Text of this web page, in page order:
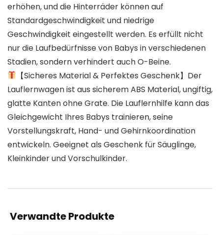
erhöhen, und die Hinterräder können auf
Standardgeschwindigkeit und niedrige
Geschwindigkeit eingestellt werden. Es erfüllt nicht
nur die Laufbedürfnisse von Babys in verschiedenen
Stadien, sondern verhindert auch O-Beine.
【Sicheres Material & Perfektes Geschenk】Der
Lauflernwagen ist aus sicherem ABS Material, ungiftig,
glatte Kanten ohne Grate. Die Lauflernhilfe kann das
Gleichgewicht Ihres Babys trainieren, seine
Vorstellungskraft, Hand- und Gehirnkoordination
entwickeln. Geeignet als Geschenk für Säuglinge,
Kleinkinder und Vorschulkinder.
Verwandte Produkte